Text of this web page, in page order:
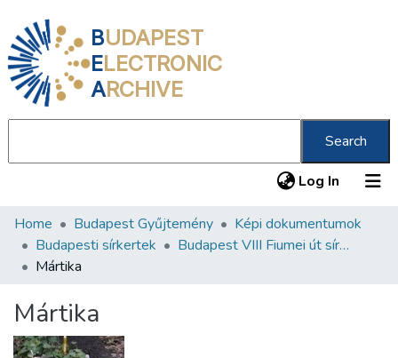
BUDAPEST
ELECTRONIC
ARCHIVE
Search
Log In (current)
Communities & Collections
All of DSpace
About us
Home Budapest Gyűjtemény
Képi dokumentumok
Budapesti sírkertek
Budapest VIII Fiumei út sírkert 2. rész
Mártika
Mártika